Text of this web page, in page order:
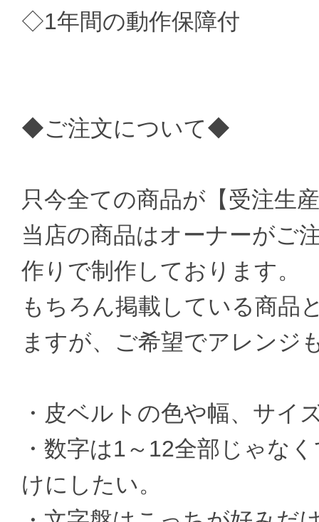
◇1年間の動作保障付
◆ご注文について◆
只今全ての商品が【受注生
当店の商品はオーナーがご
作りで制作しております。
もちろん掲載している商品
ますが、ご希望でアレンジ
・皮ベルトの色や幅、サイ
・数字は1～12全部じゃな
けにしたい。